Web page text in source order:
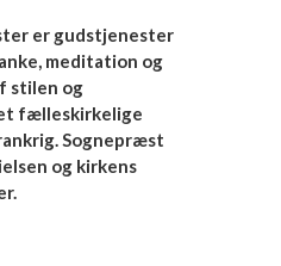
er gudstjenester
meditation og
stilen og
fælleskirkelige
Sognepræst
og kirkens